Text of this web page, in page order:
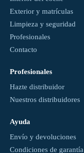
Exterior y matrículas
Limpieza y seguridad
Profesionales
Contacto
Profesionales
Hazte distribuidor
Nuestros distribuidores
Ayuda
Envío y devoluciones
Condiciones de garantía